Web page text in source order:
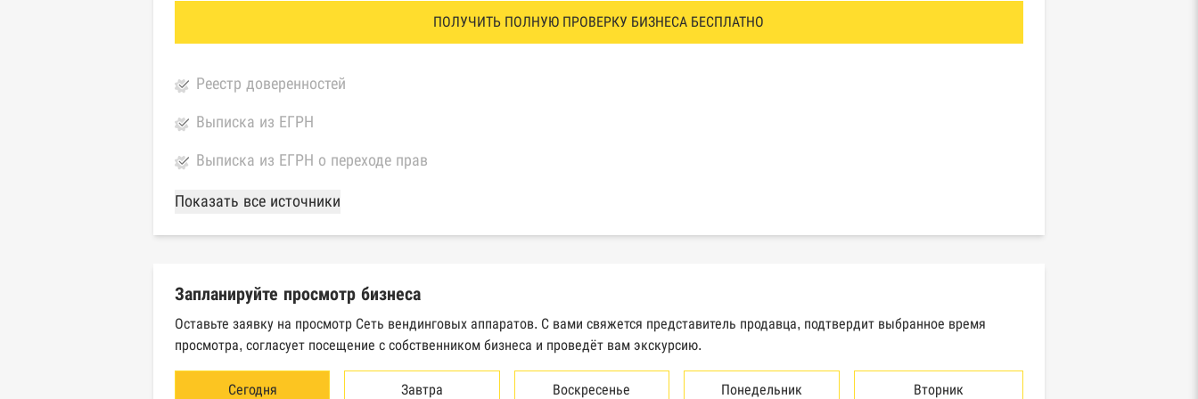
ПОЛУЧИТЬ ПОЛНУЮ ПРОВЕРКУ БИЗНЕСА БЕСПЛАТНО
Реестр доверенностей
Выписка из ЕГРН
Выписка из ЕГРН о переходе прав
База Росстата
Реестры ЕГРЮЛ и ЕГРИП Федеральной налоговой службы России
Картотека арбитражных дел Высшего арбитражного суда
Единый федеральный реестр сведений о банкротстве юридических лиц
Единый федеральный реестр сведений о банкротстве физических лиц
Показать все источники
Запланируйте просмотр бизнеса
Оставьте заявку на просмотр Сеть вендинговых аппаратов. С вами свяжется представитель продавца, подтвердит выбранное время
просмотра, согласует посещение с собственником бизнеса и проведёт вам экскурсию.
Сегодня Завтра Воскресенье Понедельник Вторник